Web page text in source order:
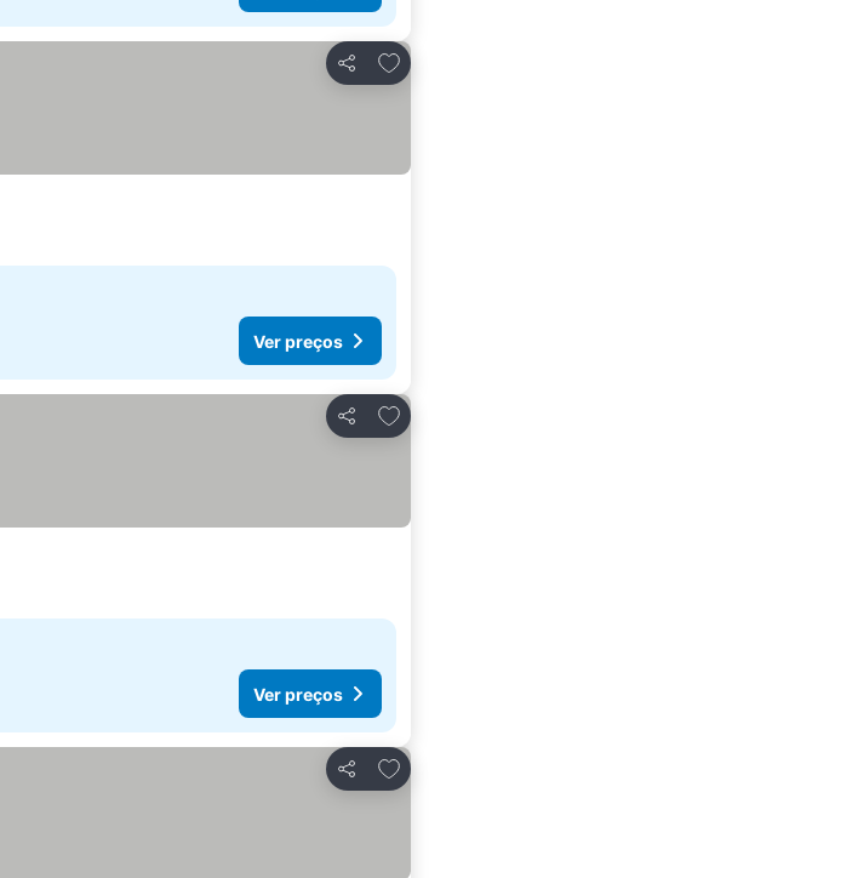
Partilhar
Adicionar aos favoritos
Ver preços
Partilhar
Adicionar aos favoritos
Ver preços
Partilhar
Adicionar aos favoritos